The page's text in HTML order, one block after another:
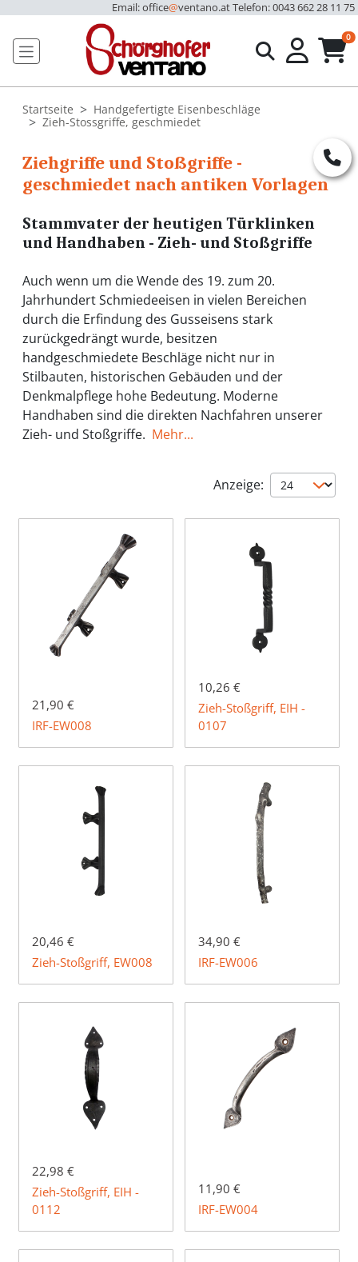
Email: office@ventano.atTelefon: 0043 662 28 11 75
0
Startseite
Handgefertigte Eisenbeschläge
Zieh-Stossgriffe, geschmiedet
Ziehgriffe und Stoßgriffe -
geschmiedet nach antiken Vorlagen
Stammvater der heutigen Türklinken
und Handhaben - Zieh- und Stoßgriffe
Auch wenn um die Wende des 19. zum 20.
Jahrhundert Schmiedeeisen in vielen Bereichen
durch die Erfindung des Gusseisens stark
zurückgedrängt wurde, besitzen
handgeschmiedete Beschläge nicht nur in
Stilbauten, historischen Gebäuden und der
Denkmalpflege hohe Bedeutung. Moderne
Handhaben sind die direkten Nachfahren unserer
Zieh- und Stoßgriffe. Mehr...
Anzeige:
21,90 €
IRF-EW008
10,26 €
Zieh-Stoßgriff, EIH -
0107
20,46 €
Zieh-Stoßgriff, EW008
34,90 €
IRF-EW006
22,98 €
Zieh-Stoßgriff, EIH -
0112
11,90 €
IRF-EW004